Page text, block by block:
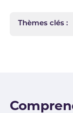
Thèmes clés :